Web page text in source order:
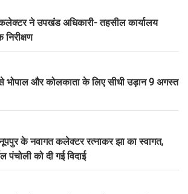
ने उपखंड अधिकारी- तहसील कार्यालय
भोपाल और कोलकाता के लिए सीधी उड़ान 9 अगस्त
के नवागत कलेक्टर रत्नाकर झा का स्वागत,
पंचोली को दी गई विदाई